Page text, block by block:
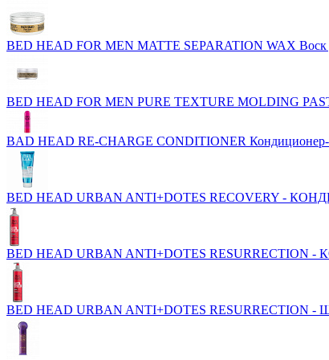
BED HEAD FOR MEN MATTE SEPARATION WAX Воск
BED HEAD FOR MEN PURE TEXTURE MOLDING
BAD HEAD RE-CHARGE CONDITIONER Кондиционер-
BED HEAD URBAN ANTI+DOTES RECOVERY
BED HEAD URBAN ANTI+DOTES
BED HEAD URBAN ANTI+DOTES